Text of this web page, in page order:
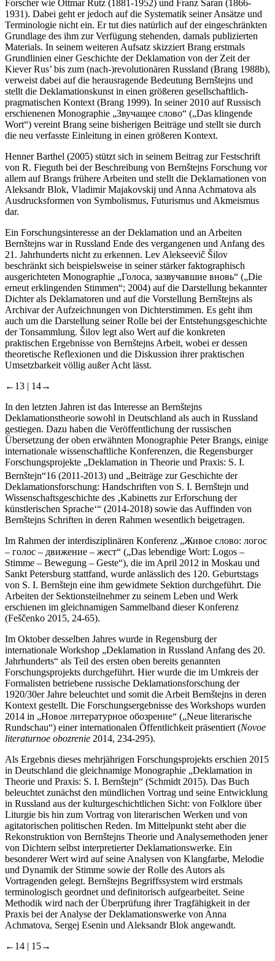
Forscher wie Ottmar Rutz (1881-1952) und Franz Saran (1866-
1931). Dabei geht er jedoch auf die Systematik seiner Ansätze und
Terminologie nicht ein. Er tut dies natürlich auf der eingeschränkten
Grundlage des ihm zur Verfügung stehenden, damals publizierten
Materials. In seinem weiteren Aufsatz skizziert Brang erstmals
Grundlinien einer Geschichte der Deklamation von der Zeit der
Kiever Rus’ bis zum (nach-)revolutionären Russland (Brang 1988b),
verweist dabei auf die herausragende Bedeutung Bernštejns und
stellt die Deklamationskunst in einen größeren gesellschaftlich-
pragmatischen Kontext (Brang 1999). In seiner 2010 auf Russisch
erschienenen Monographie „Звучащее слово“ („Das klingende
Wort“) vereint Brang seine bisherigen Beiträge und stellt sie durch
die neu verfasste Einleitung in einen größeren Kontext.
Henner Barthel (2005) stützt sich in seinem Beitrag zur Festschrift
von R. Fieguth bei der Beschreibung von Bernštejns Forschung vor
allem auf Brangs frühere Arbeiten und stellt die Deklamationen von
Aleksandr Blok, Vladimir Majakovskij und Anna Achmatova als
Ausdrucksformen von Symbolismus, Futurismus und Akmeismus
dar.
Ein Forschungsinteresse an der Deklamation und an Arbeiten
Bernštejns war in Russland Ende des vergangenen und Anfang des
21. Jahrhunderts nicht zu erkennen. Lev Alekseevič Šilov
beschränkt sich beispielsweise in seiner stärker faktographisch
ausgerichteten Monographie „Голоса, зазвучавшие вновь“ („Die
erneut erklingenden Stimmen“; 2004) auf die Darstellung bekannter
Dichter als Deklamatoren und auf die Vorstellung Bernštejns als
Archivar der Aufzeichnungen von Dichterstimmen. Es geht ihm
auch um die Darstellung seiner Rolle bei der Entstehungsgeschichte
der Tonsammlung. Šilov legt also Wert auf die konkreten
praktischen Ergebnisse von Bernštejns Arbeit, wobei er dessen
theoretische Reflexionen und die Diskussion ihrer praktischen
Umsetzbarkeit völlig außer Acht lässt.
←13 | 14→
In den letzten Jahren ist das Interesse an Bernštejns
Deklamationstheorie sowohl in Deutschland als auch in Russland
gestiegen. Dazu haben die Veröffentlichung der russischen
Übersetzung der oben erwähnten Monographie Peter Brangs, einige
internationale wissenschaftliche Konferenzen, die Regensburger
Forschungsprojekte „Deklamation in Theorie und Praxis: S. I.
Bernštejn“16 (2011-2013) und „Beiträge zur Geschichte der
Deklamationsforschung: Handschriften von S. I. Bernštejn und
Wissenschaftsgeschichte des ‚Kabinetts zur Erforschung der
künstlerischen Sprache‘“ (2014-2018) sowie das Auffinden von
Bernštejns Schriften in deren Rahmen wesentlich beigetragen.
Im Rahmen der interdisziplinären Konferenz „Живое слово: логос
– голос – движение – жест“ („Das lebendige Wort: Logos –
Stimme – Bewegung – Geste“), die im April 2012 in Moskau und
Sankt Petersburg stattfand, wurde anlässlich des 120. Geburtstags
von S. I. Bernštejn eine ihm gewidmete Sektion durchgeführt. Die
Arbeiten der Sektionsteilnehmer zu seinem Leben und Werk
erschienen im gleichnamigen Sammelband dieser Konferenz
(Feščenko 2015, 24-65).
Im Oktober desselben Jahres wurde in Regensburg der
internationale Workshop „Deklamation in Russland Anfang des 20.
Jahrhunderts“ als Teil des ersten oben bereits genannten
Forschungsprojekts durchgeführt. Hier wurde die im Umkreis der
Formalisten betriebene russische Deklamationsforschung der
1920/30er Jahre beleuchtet und somit die Arbeit Bernštejns in deren
Kontext gestellt. Die Forschungsergebnisse des Workshops wurden
2014 in „Новое литературное обозрение“ („Neue literarische
Rundschau“) einer internationalen Öffentlichkeit präsentiert (Novoe
literaturnoe obozrenie 2014, 234-295).
Als Ergebnis dieses mehrjährigen Forschungsprojekts erschien 2015
in Deutschland die gleichnamige Monographie „Deklamation in
Theorie und Praxis: S. I. Bernštejn“ (Schmidt 2015). Das Buch
beleuchtet zunächst den mündlichen Vortrag und seine Entwicklung
in Russland aus der kulturgeschichtlichen Sicht: von Folklore über
Liturgie bis hin zum Vortrag von literarischen Werken und von
agitatorischen politischen Reden. Im Mittelpunkt steht aber die
Rekonstruktion von Bernštejns Theorie und Analysemеthoden jener
von Dichtern selbst interpretierter Deklamationswerke. Ein
besonderer Wert wird auf seine Analysen von Klangfarbe, Melodie
und Dynamik der Stimme sowie der Rolle des Autors als
Vortragenden gelegt. Bernštejns Begriffssystem wird erstmals
terminologisch geordnet und definitorisch aufgearbeitet. Seine
Methodik wird nach der Überprüfung ihrer Tragfähigkeit in der
Praxis bei der Analyse der Deklamationswerke von Anna
Achmatova, Sergej Esenin und Aleksandr Blok angewandt.
←14 | 15→